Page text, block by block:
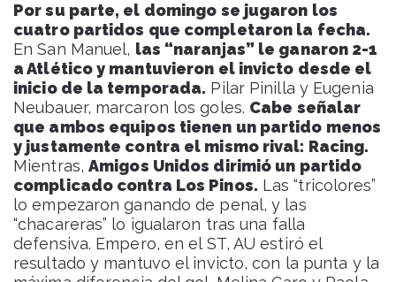
Por su parte, el domingo se jugaron los
cuatro partidos que completaron la fecha.
En San Manuel, las “naranjas” le ganaron 2-1
a Atlético y mantuvieron el invicto desde el
inicio de la temporada. Pilar Pinilla y Eugenia
Neubauer, marcaron los goles. Cabe señalar
que ambos equipos tienen un partido menos
y justamente contra el mismo rival: Racing.
Mientras, Amigos Unidos dirimió un partido
complicado contra Los Pinos. Las “tricolores”
lo empezaron ganando de penal, y las
“chacareras” lo igualaron tras una falla
defensiva. Empero, en el ST, AU estiró el
resultado y mantuvo el invicto, con la punta y la